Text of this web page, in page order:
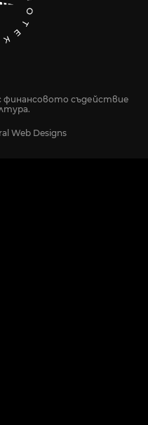
финансовото съдействие
Web Designs